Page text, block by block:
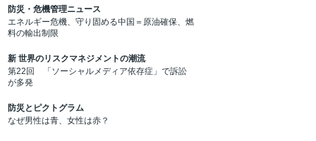
防災・危機管理ニュース
エネルギー危機、守り固める中国＝原油確保、燃
料の輸出制限
新 世界のリスクマネジメントの潮流
第22回 「ソーシャルメディア依存症」で訴訟
が多発
防災とピクトグラム
なぜ男性は青、女性は赤？